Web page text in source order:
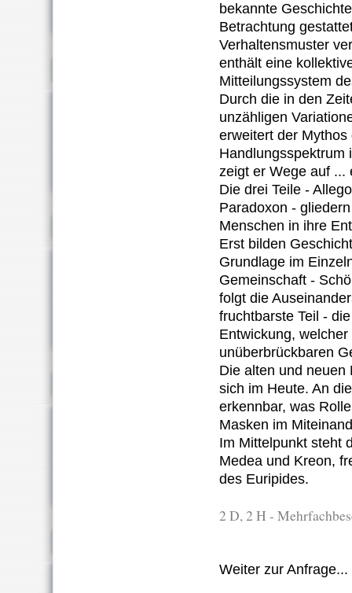
bekannte
Betrachtung
Verhaltensmuster
enthält eine
Mitteilungssystem
Durch die in den
unzähligen
erweitert der Mythos
Handlungsspektrum
zeigt er Wege auf ...
Die drei Teile -
Paradoxon -
Menschen in ihre
Erst bilden
Grundlage im
Gemeinschaft -
folgt die
fruchtbarste Teil -
Entwickung,
unüberbrückbaren
Die alten und neuen
sich im Heute. An
erkennbar, was
Masken im
Im Mittelpunkt steht
Medea und Kreon,
des Euripides.
2 D, 2 H -
Weiter zur Anfrage...